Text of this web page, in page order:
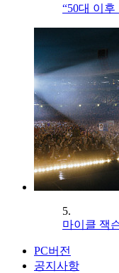
“50대 이후
5.
마이클 잭
PC버전
공지사항